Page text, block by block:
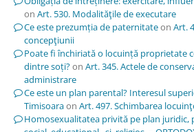
on Art. 530. Modalităţile de executare
Ce este prezumția de paternitateon Art.
concepţiunii
Poate fi închiriată o locuință proprietate
dintre soți?on Art. 345. Actele de
administrare
Ce este un plan parental? Interesul
Timisoaraon Art. 497. Schimbarea
Homosexualitatea privită pe plan juridic,